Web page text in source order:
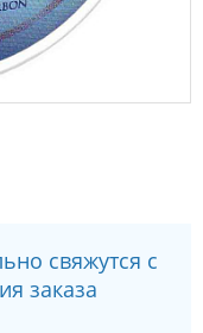
свяжутся с
заказа